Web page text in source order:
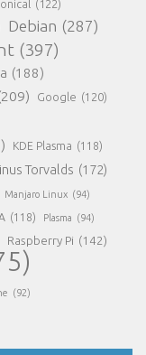
(122)
Debian (287)
(397)
(188)
Google (120)
KDE Plasma (118)
Torvalds (172)
Manjaro Linux (94)
(118) Plasma (94)
Raspberry Pi (142)
(92)